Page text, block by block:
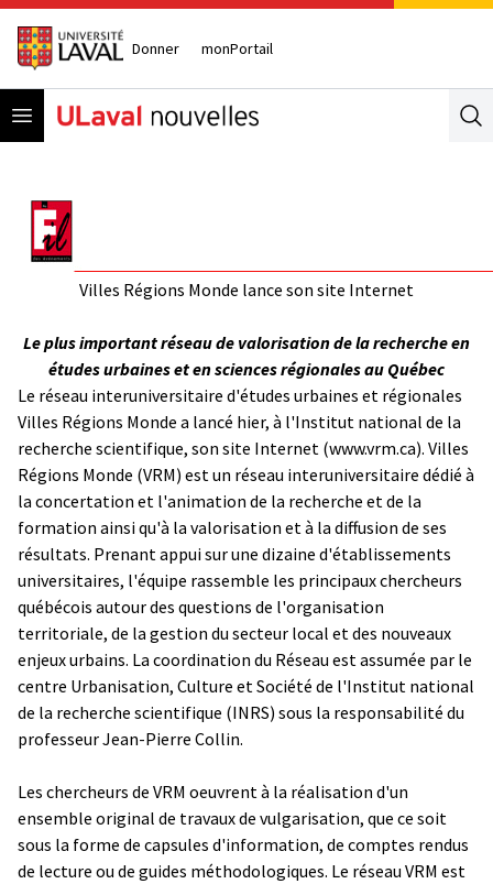
Donner monPortail
Open menu
Villes Régions Monde lance son site Internet
Le plus important réseau de valorisation de la recherche en
études urbaines et en sciences régionales au Québec
Le réseau interuniversitaire d'études urbaines et régionales
Villes Régions Monde a lancé hier, à l'Institut national de la
recherche scientifique, son site Internet (www.vrm.ca). Villes
Régions Monde (VRM) est un réseau interuniversitaire dédié à
la concertation et l'animation de la recherche et de la
formation ainsi qu'à la valorisation et à la diffusion de ses
résultats. Prenant appui sur une dizaine d'établissements
universitaires, l'équipe rassemble les principaux chercheurs
québécois autour des questions de l'organisation
territoriale, de la gestion du secteur local et des nouveaux
enjeux urbains. La coordination du Réseau est assumée par le
centre Urbanisation, Culture et Société de l'Institut national
de la recherche scientifique (INRS) sous la responsabilité du
professeur Jean-Pierre Collin.
Les chercheurs de VRM oeuvrent à la réalisation d'un
ensemble original de travaux de vulgarisation, que ce soit
sous la forme de capsules d'information, de comptes rendus
de lecture ou de guides méthodologiques. Le réseau VRM est